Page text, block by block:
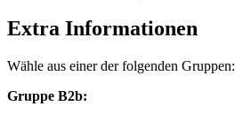
Extra Informationen
Wähle aus einer der folgenden Gruppen:
Gruppe B2b: